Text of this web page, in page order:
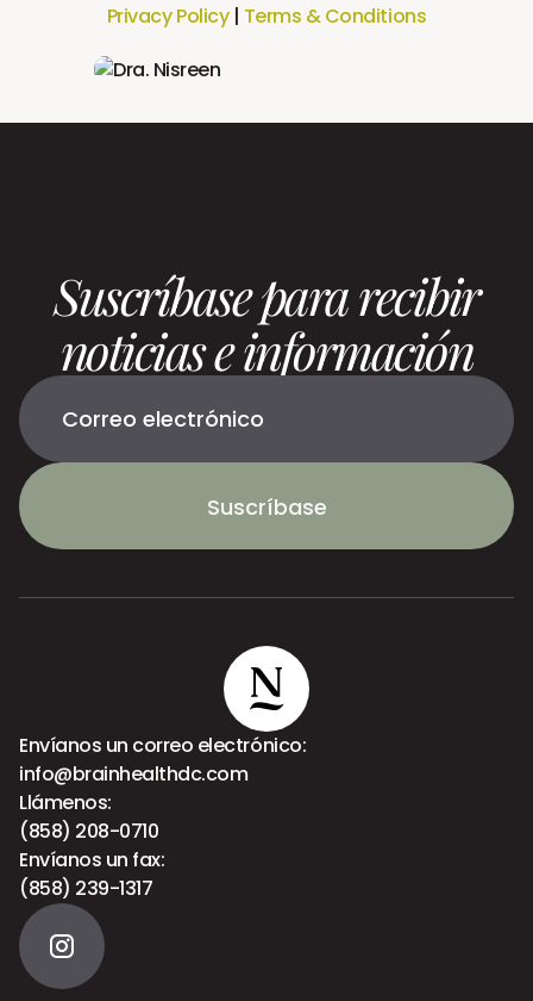
Privacy Policy| Terms & Conditions
Suscríbase para recibir
noticias e información
Suscríbase
Envíanos un correo electrónico:
info@brainhealthdc.com
Llámenos:
(858) 208-0710
Envíanos un fax:
(858) 239-1317